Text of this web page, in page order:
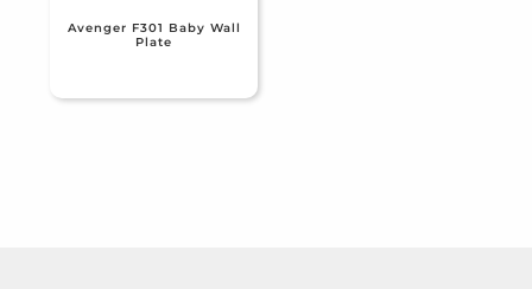
Avenger F301 Baby Wall
Plate